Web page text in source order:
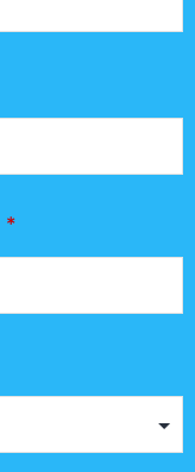
*